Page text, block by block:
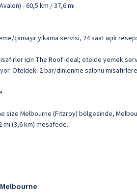
- 60,5 km / 37,6 mi
çamaşır yıkama servisi, 24 saat açık
için The Roof ideal; otelde yemek
Oteldeki 2 bar/dinlenme salonu
size Melbourne (Fitzroy) bölgesinde,
mi (3,6 km) mesafede.